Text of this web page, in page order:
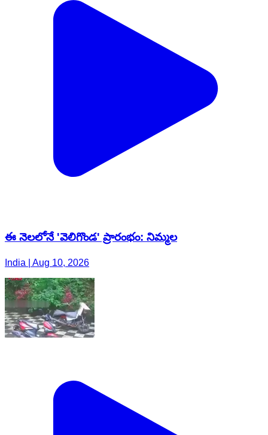
ఈ నెలలోనే 'వెలిగొండ' ప్రారంభం: నిమ్మల
India | Aug 10, 2026